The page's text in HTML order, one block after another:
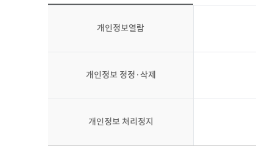
개인정보열람
개인정보 정정·삭제
개인정보 처리정지